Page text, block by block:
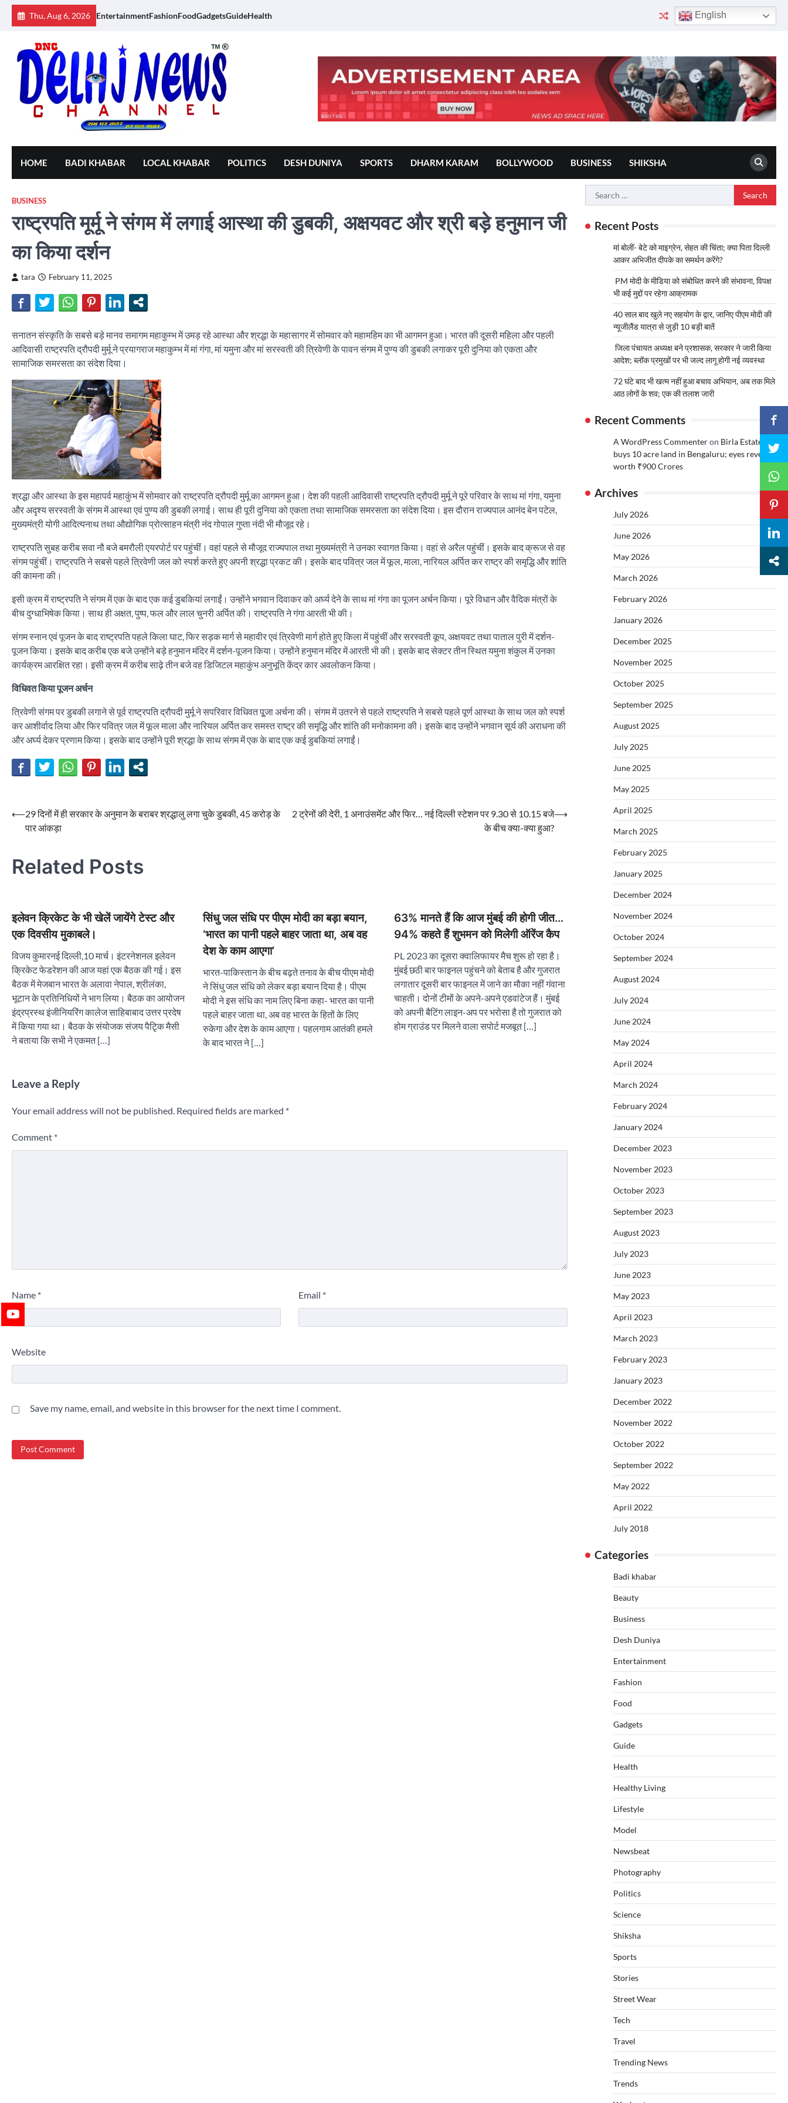
Skip
Thu, Aug 6, 2026 EntertainmentFashionFoodGadgetsGuideHealth English
HOME BADI KHABAR LOCAL KHABAR POLITICS DESH DUNIYA SPORTS DHARM KARAM BOLLYWOOD BUSINESS SHIKSHA
BUSINESS
राष्ट्रपति मूर्मू ने संगम में लगाई आस्था की डुबकी, अक्षयवट और श्री बड़े हनुमान जी
का किया दर्शन
tara February 11, 2025
सनातन संस्कृति के सबसे बड़े मानव समागम महाकुम्भ में उमड़ रहे आस्था और श्रद्धा के महासागर में सोमवार को महामहिम का भी आगमन हुआ। भारत की दूसरी महिला और पहली
आदिवासी राष्ट्रपति द्रौपदी मुर्मू ने प्रयागराज महाकुम्भ में मां गंगा, मां यमुना और मां सरस्वती की त्रिवेणी के पावन संगम में पुण्य की डुबकी लगाकर पूरी दुनिया को एकता और
सामाजिक समरसता का संदेश दिया।
श्रद्धा और आस्था के इस महापर्व महाकुंभ में सोमवार को राष्ट्रपति द्रौपदी मुर्मू का आगमन हुआ। देश की पहली आदिवासी राष्ट्रपति द्रौपदी मुर्मू ने पूरे परिवार के साथ मां गंगा, यमुना
और अदृश्य सरस्वती के संगम में आस्था एवं पुण्य की डुबकी लगाई। साथ ही पूरी दुनिया को एकता तथा सामाजिक समरसता का संदेश दिया। इस दौरान राज्यपाल आनंद बेन पटेल,
मुख्यमंत्री योगी आदित्यनाथ तथा औद्योगिक प्रोत्साहन मंत्री नंद गोपाल गुप्ता नंदी भी मौजूद रहे।
राष्ट्रपति सुबह करीब सवा नौ बजे बमरौली एयरपोर्ट पर पहुंचीं। वहां पहले से मौजूद राज्यपाल तथा मुख्यमंत्री ने उनका स्वागत किया। वहां से अरैल पहुंचीं। इसके बाद क्रूज से वह
संगम पहुंचीं। राष्ट्रपति ने सबसे पहले त्रिवेणी जल को स्पर्श करते हुए अपनी श्रद्धा प्रकट की। इसके बाद पवित्र जल में फूल, माला, नारियल अर्पित कर राष्ट्र की समृद्धि और शांति
की कामना की।
इसी क्रम में राष्ट्रपति ने संगम में एक के बाद एक कई डुबकियां लगाईं। उन्होंने भगवान दिवाकर को अर्घ्य देने के साथ मां गंगा का पूजन अर्चन किया। पूरे विधान और वैदिक मंत्रों के
बीच दुग्धाभिषेक किया। साथ ही अक्षत, पुष्प, फल और लाल चुनरी अर्पित की। राष्ट्रपति ने गंगा आरती भी की।
संगम स्नान एवं पूजन के बाद राष्ट्रपति पहले किला घाट, फिर सड़क मार्ग से महावीर एवं त्रिवेणी मार्ग होते हुए किला में पहुंचीं और सरस्वती कूप, अक्षयवट तथा पाताल पुरी में दर्शन-
पूजन किया। इसके बाद करीब एक बजे उन्होंने बड़े हनुमान मंदिर में दर्शन-पूजन किया। उन्होंने हनुमान मंदिर में आरती भी की। इसके बाद सेक्टर तीन स्थित यमुना शंकुल में उनका
कार्यक्रम आरक्षित रहा। इसी क्रम में करीब साढ़े तीन बजे वह डिजिटल महाकुंभ अनुभूति केंद्र कार अवलोकन किया।
विधिवत किया पूजन अर्चन
त्रिवेणी संगम पर डुबकी लगाने से पूर्व राष्ट्रपति द्रौपदी मुर्मू ने सपरिवार विधिवत पू्जा अर्चना की। संगम में उतरने से पहले राष्ट्रपति ने सबसे पहले पूर्ण आस्था के साथ जल को स्पर्श
कर आशीर्वाद लिया और फिर पवित्र जल में फूल माला और नारियल अर्पित कर समस्त राष्ट्र की समृद्धि और शांति की मनोकामना की। इसके बाद उन्होंने भगवान सूर्य की अराधना की
और अर्घ्य देकर प्रणाम किया। इसके बाद उन्होंने पूरी श्रद्धा के साथ संगम में एक के बाद एक कई डुबकियां लगाईं।
Post
navigation
⟵29 दिनों में ही सरकार के अनुमान के बराबर श्रद्धालु लगा चुके डुबकी, 45 करोड़ के
पार आंकड़ा
2 ट्रेनों की देरी, 1 अनाउंसमेंट और फिर… नई दिल्ली स्टेशन पर 9.30 से 10.15 बजे
के बीच क्या-क्या हुआ?
⟶
Related Posts
इलेवन क्रिकेट के भी खेलें जायेंगे टेस्ट और
एक दिवसीय मुकाबले।
विजय कुमारनई दिल्ली,10 मार्च। इंटरनेशनल इलेवन
क्रिकेट फेडरेशन की आज यहां एक बैठक की गई। इस
बैठक में मेजबान भारत के अलावा नेपाल, श्रीलंका,
भूटान के प्रतिनिधियों ने भाग लिया। बैठक का आयोजन
इंद्रप्रस्थ इंजीनियरिंग कालेज साहिबाबाद उत्तर प्रदेष
में किया गया था। बैठक के संयोजक संजय पैटिृक मैसी
ने बताया कि सभी ने एकमत […]
सिंधु जल संधि पर पीएम मोदी का बड़ा बयान,
‘भारत का पानी पहले बाहर जाता था, अब वह
देश के काम आएगा’
भारत-पाकिस्तान के बीच बढ़ते तनाव के बीच पीएम मोदी
ने सिंधु जल संधि को लेकर बड़ा बयान दिया है। पीएम
मोदी ने इस संधि का नाम लिए बिना कहा- भारत का पानी
पहले बाहर जाता था, अब वह भारत के हितों के लिए
रुकेगा और देश के काम आएगा। पहलगाम आतंकी हमले
के बाद भारत ने […]
63% मानते हैं कि आज मुंबई की होगी जीत…
94% कहते हैं शुभमन को मिलेगी ऑरेंज कैप
PL 2023 का दूसरा क्वालिफायर मैच शुरू हो रहा है।
मुंबई छठी बार फाइनल पहुंचने को बेताब है और गुजरात
लगातार दूसरी बार फाइनल में जाने का मौका नहीं गंवाना
चाहती। दोनों टीमों के अपने-अपने एडवांटेज हैं। मुंबई
को अपनी बैटिंग लाइन-अप पर भरोसा है तो गुजरात को
होम ग्राउंड पर मिलने वाला सपोर्ट मजबूत […]
Leave a Reply
Your email address will not be published. Required fields are marked *
Comment *
Name * Email *
Website
Save my name, email, and website in this browser for the next time I comment.
Search
for:
Recent Posts
मां बोलीं- बेटे को माइग्रेन, सेहत की चिंता; क्या पिता दिल्ली
आकर अभिजीत दीपके का समर्थन करेंगे?
PM मोदी के मीडिया को संबोधित करने की संभावना, विपक्ष
भी कई मुद्दों पर रहेगा आक्रामक
40 साल बाद खुले नए सहयोग के द्वार, जानिए पीएम मोदी की
न्यूजीलैंड यात्रा से जुड़ी 10 बड़ी बातें
जिला पंचायत अध्यक्ष बने प्रशासक, सरकार ने जारी किया
आदेश; ब्लॉक प्रमुखों पर भी जल्द लागू होगी नई व्यवस्था
72 घंटे बाद भी खत्म नहीं हुआ बचाव अभियान, अब तक मिले
आठ लोगों के शव; एक की तलाश जारी
Recent Comments
A WordPress Commenteron Birla Estates
buys 10 acre land in Bengaluru; eyes revenue
worth ₹900 Crores
Archives
July 2026
June 2026
May 2026
March 2026
February 2026
January 2026
December 2025
November 2025
October 2025
September 2025
August 2025
July 2025
June 2025
May 2025
April 2025
March 2025
February 2025
January 2025
December 2024
November 2024
October 2024
September 2024
August 2024
July 2024
June 2024
May 2024
April 2024
March 2024
February 2024
January 2024
December 2023
November 2023
October 2023
September 2023
August 2023
July 2023
June 2023
May 2023
April 2023
March 2023
February 2023
January 2023
December 2022
November 2022
October 2022
September 2022
May 2022
April 2022
July 2018
Categories
Badi khabar
Beauty
Business
Desh Duniya
Entertainment
Fashion
Food
Gadgets
Guide
Health
Healthy Living
Lifestyle
Model
Newsbeat
Photography
Politics
Science
Shiksha
Sports
Stories
Street Wear
Tech
Travel
Trending News
Trends